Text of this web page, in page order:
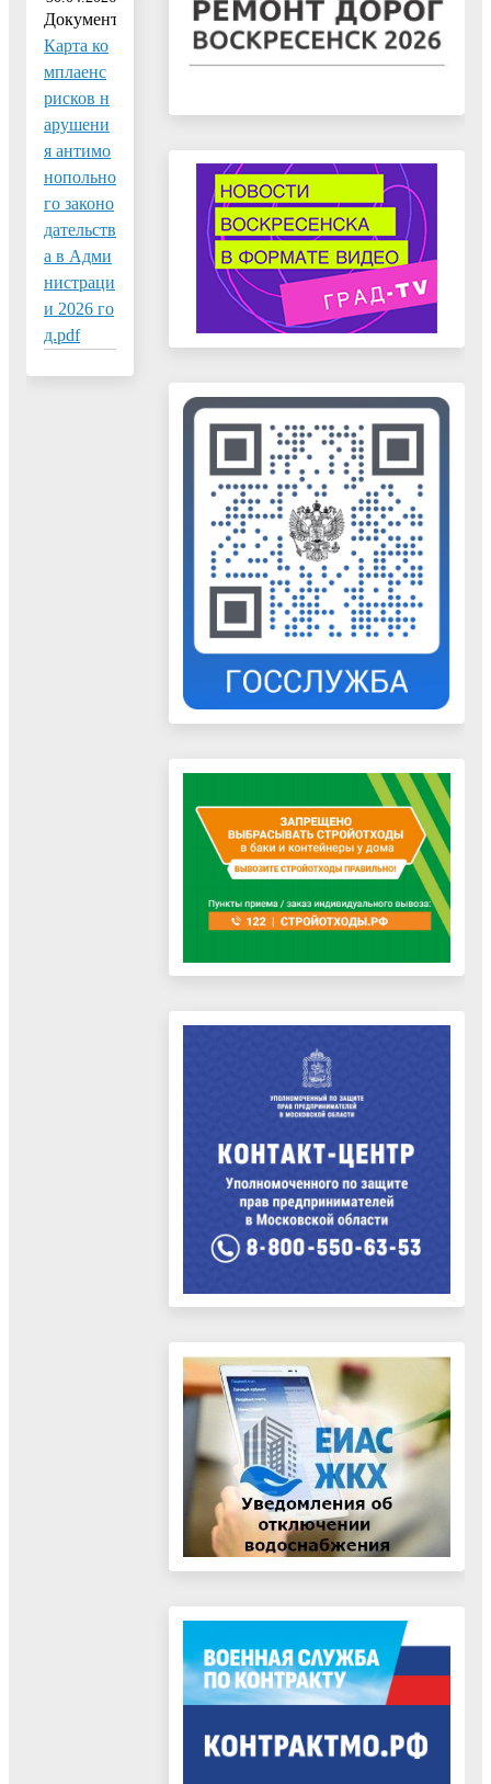
Документ:
Карта ко
мплаенс
рисков н
арушени
я антимо
нопольно
го законо
дательств
а в Адми
нистраци
и 2026 го
д.pdf